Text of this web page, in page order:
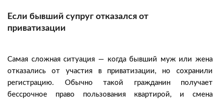
Если бывший супруг отказался от
приватизации
Самая сложная ситуация — когда бывший муж или жена
отказались от участия в приватизации, но сохранили
регистрацию. Обычно такой гражданин получает
бессрочное право пользования квартирой, и смена